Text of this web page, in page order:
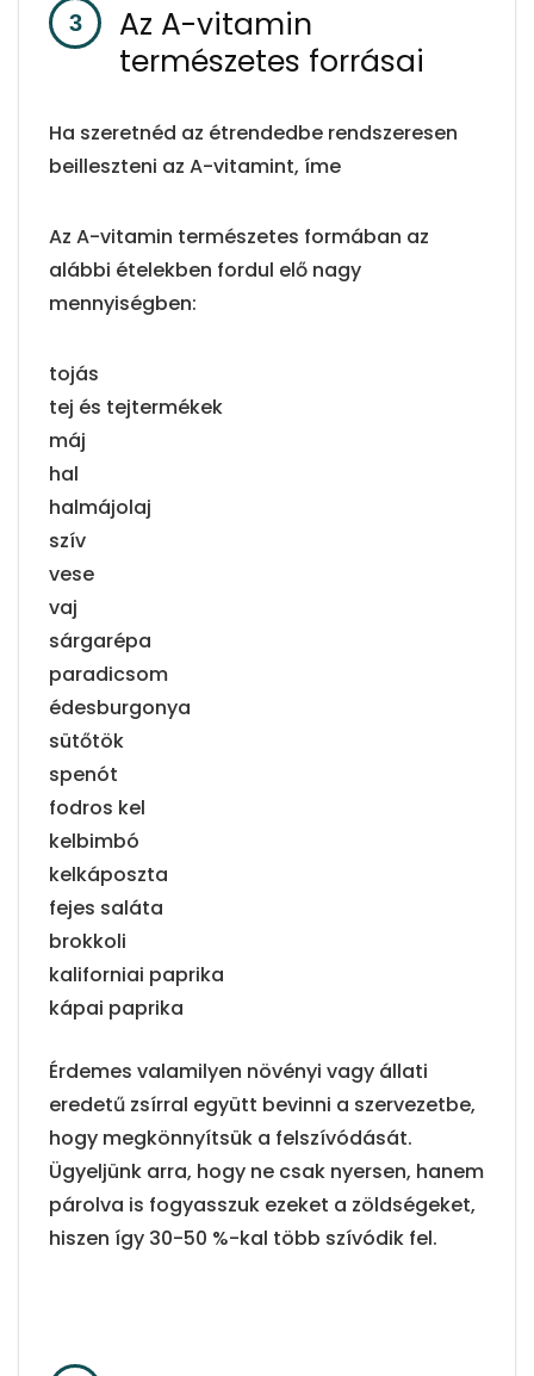
Az A-vitamin
természetes forrásai
Ha szeretnéd az étrendedbe rendszeresen
beilleszteni az A-vitamint, íme
Az A-vitamin természetes formában az
alábbi ételekben fordul elő nagy
mennyiségben:
tojás
tej és tejtermékek
máj
hal
halmájolaj
szív
vese
vaj
sárgarépa
paradicsom
édesburgonya
sütőtök
spenót
fodros kel
kelbimbó
kelkáposzta
fejes saláta
brokkoli
kaliforniai paprika
kápai paprika
Érdemes valamilyen növényi vagy állati
eredetű zsírral együtt bevinni a szervezetbe,
hogy megkönnyítsük a felszívódását.
Ügyeljünk arra, hogy ne csak nyersen, hanem
párolva is fogyasszuk ezeket a zöldségeket,
hiszen így 30-50 %-kal több szívódik fel.